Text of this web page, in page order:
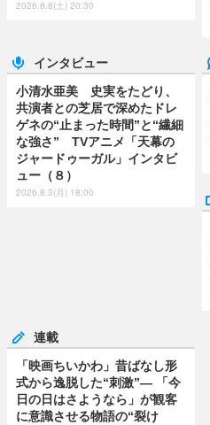
2026.8.8(土) 20:30
インタビュー
小清水亜美 史実をたどり、
共演者との芝居で深めたドレ
ゲネの“止まった時間”と“繊細
な強さ” TVアニメ「天幕の
ジャードゥーガル」インタビ
ュー（８）
2026.8.3(月) 18:00
連載
「映画ちいかわ」昔ばなし形
式から逸脱した“刺激”― 「今
日の日はさようなら」が観客
に意識させる物語の“裂け